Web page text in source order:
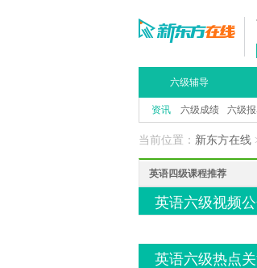
六级辅导
资讯 六级成绩 六级报
当前位置： 新东方在线
英语四级课程推荐
英语六级视频
英语六级热点